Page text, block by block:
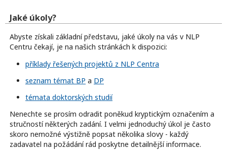
Jaké úkoly?
Abyste získali základní představu, jaké úkoly na vás v NLP
Centru čekají, je na našich stránkách k dispozici:
příklady řešených projektů z NLP Centra
seznam témat BP a DP
témata doktorských studií
Nenechte se prosím odradit poněkud kryptickým označením a
stručností některých zadání. I velmi jednoduchý úkol je často
skoro nemožné výstižně popsat několika slovy - každý
zadavatel na požádání rád poskytne detailnější informace.